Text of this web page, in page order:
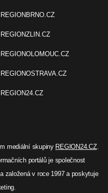
REGIONBRNO.CZ
REGIONZLIN.CZ
REGIONOLOMOUC.CZ
REGIONOSTRAVA.CZ
REGION24.CZ
mediální skupiny REGION24.CZ.
portálů je společnost
založená v roce 1997 a poskytuje